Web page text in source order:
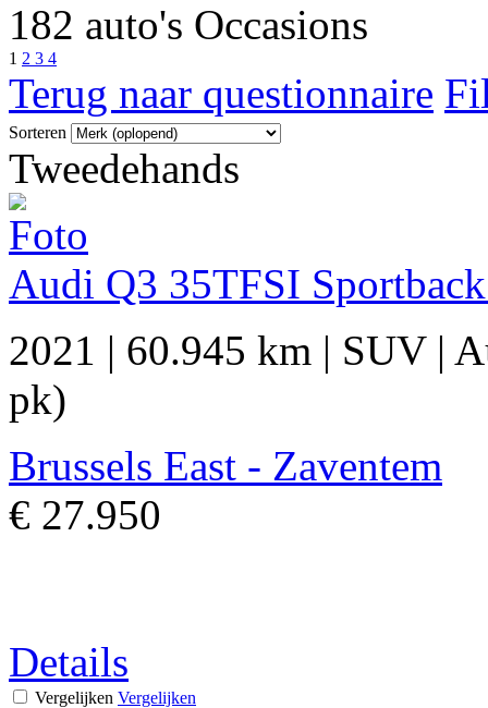
182 auto's Occasions
1 2 3 4
Terug naar questionnaire
Sorteren
Tweedehands
Audi Q3 35TFSI
2021 | 60.945 km | SUV|
pk)
Brussels East - Zaventem
€ 27.950
Details
Vergelijken Vergelijken